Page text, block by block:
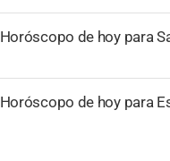
Horóscopo de hoy para
Horóscopo de hoy para